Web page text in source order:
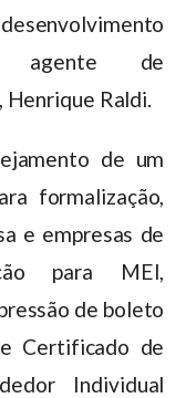
agente de
Raldi.
de um
formalização,
e empresas de
para MEI,
de boleto
Certificado de
Individual